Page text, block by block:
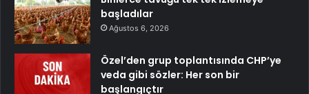
başladılar
Ağustos 6, 2026
Özel’den grup toplantısında CHP’ye
veda gibi sözler: Her son bir
başlangıçtır